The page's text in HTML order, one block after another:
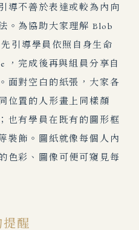
導不善於表達或較為內向
。 為協助大家理解 Blob
引導學員依照自身生命
，完成後再與組員分享自
面對空白的紙張，大家各
位置的人形畫上同樣顏
也有學員在既有的圖形框
裝飾。圖紙就像每個人內
色彩、圖像可便可窺見每
醒